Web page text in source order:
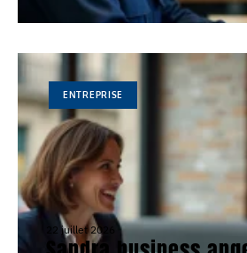
ENTREPRISE
22 juillet 2026